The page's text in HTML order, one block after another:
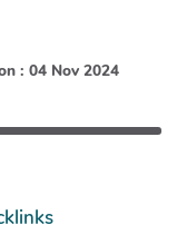
: 04 Nov 2024